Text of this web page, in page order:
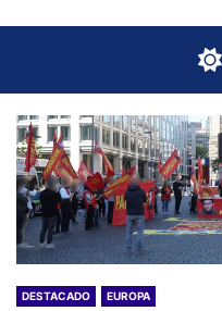
the
content
DESTACADO EUROPA